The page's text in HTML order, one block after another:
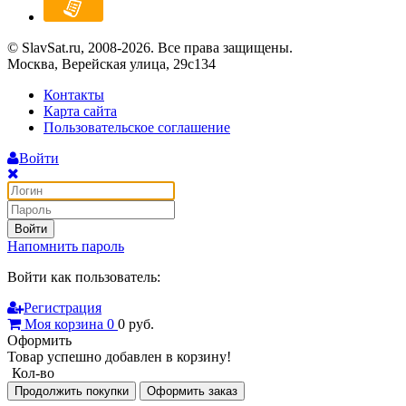
© SlavSat.ru, 2008-2026. Все права защищены.
Москва, Верейская улица, 29с134
Контакты
Карта сайта
Пользовательское соглашение
Войти
Войти
Напомнить пароль
Войти как пользователь:
Регистрация
Моя корзина 0 0 руб.
Оформить
Товар успешно добавлен в корзину!
Кол-во
Продолжить покупки Оформить заказ